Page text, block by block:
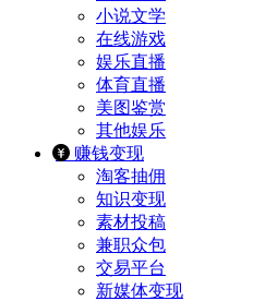
小说文学
在线游戏
娱乐直播
体育直播
美图鉴赏
其他娱乐
赚钱变现
淘客抽佣
知识变现
素材投稿
兼职众包
交易平台
新媒体变现